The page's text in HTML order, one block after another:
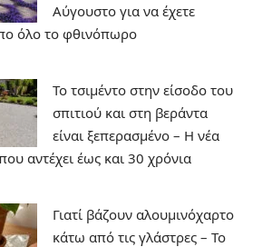
Αύγουστο για να έχετε
όλο το φθινόπωρο
Το τσιμέντο στην είσοδο του
σπιτιού και στη βεράντα
είναι ξεπερασμένο – Η νέα
αντέχει έως και 30 χρόνια
Γιατί βάζουν αλουμινόχαρτο
κάτω από τις γλάστρες – Το